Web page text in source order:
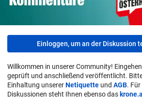
Einloggen, um an der Diskussion
Willkommen in unserer Community!
geprüft und anschließend veröffentlicht.
Einhaltung unsererNetiquette und AGB.
Diskussionen steht Ihnen ebenso das